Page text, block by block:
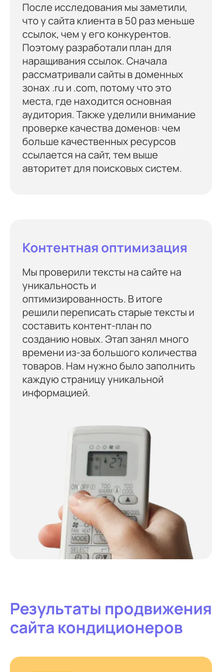
После исследования мы заметили,
что у сайта клиента в 50 раз меньше
ссылок, чем у его конкурентов.
Поэтому разработали план для
наращивания ссылок. Сначала
рассматривали сайты в доменных
зонах .ru и .com, потому что это
места, где находится основная
аудитория. Также уделили внимание
проверке качества доменов: чем
больше качественных ресурсов
ссылается на сайт, тем выше
авторитет для поисковых систем.
Контентная оптимизация
Мы проверили тексты на сайте на
уникальность и
оптимизированность. В итоге
решили переписать старые тексты и
составить контент-план по
созданию новых. Этап занял много
времени из-за большого количества
товаров. Нам нужно было заполнить
каждую страницу уникальной
информацией.
Результаты продвижения
сайта кондиционеров